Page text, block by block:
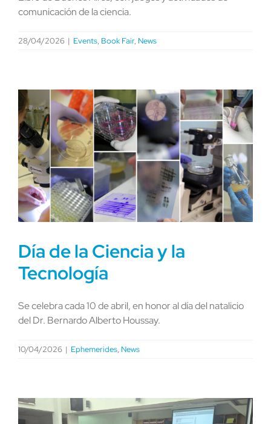
comunicación de la ciencia.
28/04/2026 | Events, Book Fair, News
Día de la Ciencia y la
Tecnología
Se celebra cada 10 de abril, en honor al día del natalicio
del Dr. Bernardo Alberto Houssay.
10/04/2026 | Ephemerides, News